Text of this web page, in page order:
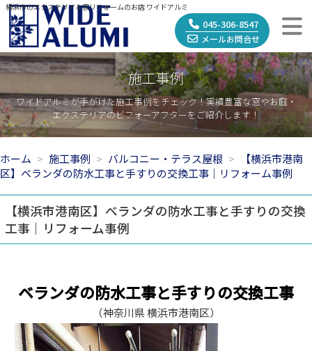
横浜市のエクステリア＆窓リフォームのお店 ワイドアルミ
045-306-8547
メールお問合せ
施工事例
ワイドアルミが手がけた施工事例をチェック！実績豊富な窓やお庭・
エクステリアのビフォーアフターをご紹介します！
ホーム 施工事例 バルコニー・テラス屋根
【横浜市港南
区】ベランダの防水工事と手すりの交換工事｜リフォーム事例
【横浜市港南区】ベランダの防水工事と手すりの交換
工事｜リフォーム事例
ベランダの防水工事と手すりの交換工事
（神奈川県 横浜市港南区）